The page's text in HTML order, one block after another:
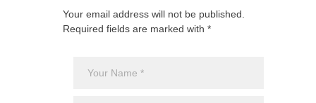
Your email address will not be published.
Required fields are marked with *